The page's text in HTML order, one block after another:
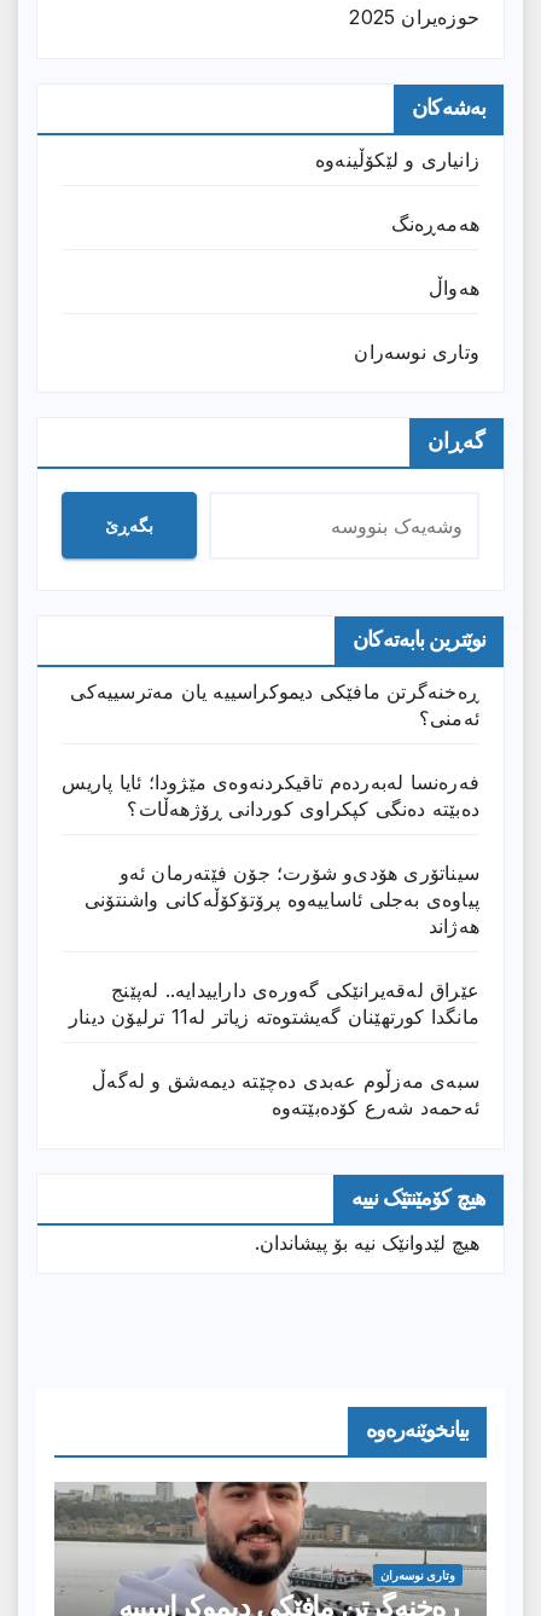
حوزه‌یران 2025
بەشەکان
زانیارى و لێکۆڵینەوە
هەمەڕەنگ
هەواڵ
وتارى نوسەران
گەڕان
بگەڕێ
نوێترین بابەتەکان
ڕەخنەگرتن مافێکی دیموکراسییە یان مەترسییەکی
ئەمنی؟
فەرەنسا لەبەردەم تاقیکردنەوەی مێژودا؛ ئایا پاریس
دەبێتە دەنگی کپکراوی کوردانی ڕۆژھەڵات؟
سیناتۆری هۆدی‌و شۆرت؛ جۆن فێتەرمان ئەو
پیاوەی بەجلی ئاساییەوە پرۆتۆکۆڵەکانی واشنتۆنی
هەژاند
عێراق له‌قه‌یرانێكى گه‌وره‌ى داراییدایه‌.. له‌پێنج
مانگدا كورتهێنان گه‌یشتوه‌ته‌ زیاتر له‌11 ترلیۆن دینار
سبەی مەزڵوم عەبدی دەچێتە دیمەشق و لەگەڵ
ئەحمەد شەرع کۆدەبێتەوە
هیچ کۆمێنتێک نییە
هیچ لێدوانێک نیە بۆ پیشاندان.
بیانخوێنەرەوە
وتارى نوسەران
ڕەخنەگرتن مافێکی دیموکراسییە